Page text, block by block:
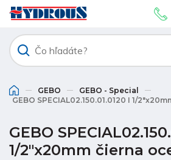
GEBO
GEBO - Special
GEBO SPECIAL02.150.01.0120 I 1/
GEBO
1/2"x20mm čierna